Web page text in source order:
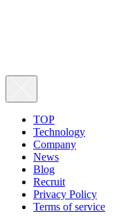
TOP
Technology
Company
News
Blog
Recruit
Privacy Policy
Terms of service